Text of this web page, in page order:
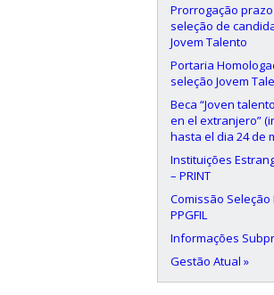
Prorrogação
seleção de
Jovem Talento
Portaria
seleção Jovem
Beca “Joven
en el extranjero”
hasta el dia 24 de
Instituições
– PRINT
Comissão Seleção
PPGFIL
Informações
Gestão Atual »